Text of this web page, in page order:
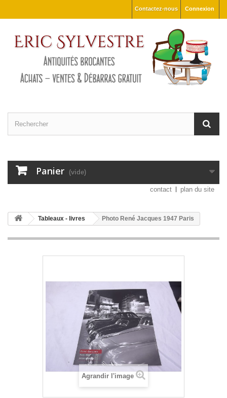
Connexion
Contactez-nous
Panier (vide)
contact plan du site
Tableaux - livres Photo René Jacques 1947 Paris
Agrandir l'image